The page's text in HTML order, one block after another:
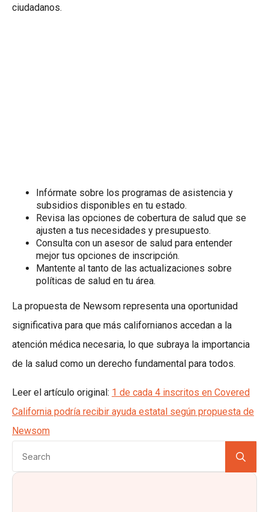
ciudadanos.
Infórmate sobre los programas de asistencia y
subsidios disponibles en tu estado.
Revisa las opciones de cobertura de salud que se
ajusten a tus necesidades y presupuesto.
Consulta con un asesor de salud para entender
mejor tus opciones de inscripción.
Mantente al tanto de las actualizaciones sobre
políticas de salud en tu área.
La propuesta de Newsom representa una oportunidad
significativa para que más californianos accedan a la
atención médica necesaria, lo que subraya la importancia
de la salud como un derecho fundamental para todos.
Leer el artículo original: 1 de cada 4 inscritos en Covered
California podría recibir ayuda estatal según propuesta de
Newsom